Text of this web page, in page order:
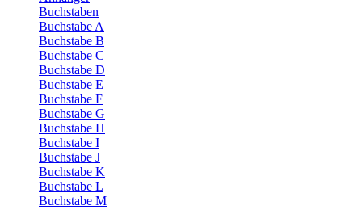
Buchstaben
Buchstabe A
Buchstabe B
Buchstabe C
Buchstabe D
Buchstabe E
Buchstabe F
Buchstabe G
Buchstabe H
Buchstabe I
Buchstabe J
Buchstabe K
Buchstabe L
Buchstabe M